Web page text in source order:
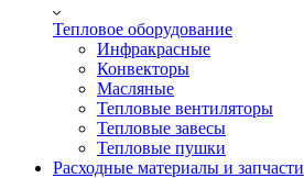
Тепловое оборудование
Инфракрасные
Конвекторы
Масляные
Тепловые вентиляторы
Тепловые завесы
Тепловые пушки
Расходные материалы и запчасти